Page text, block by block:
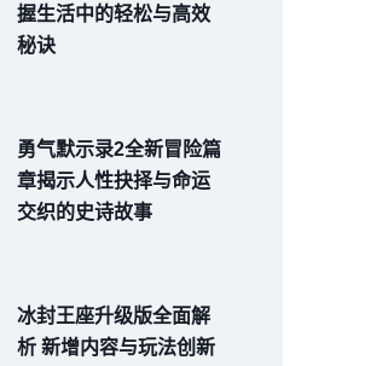
握生活中的轻松与高效
秘诀
勇气默示录2全新冒险篇
章揭示人性抉择与命运
交织的史诗故事
冰封王座升级版全面解
析 新增内容与玩法创新